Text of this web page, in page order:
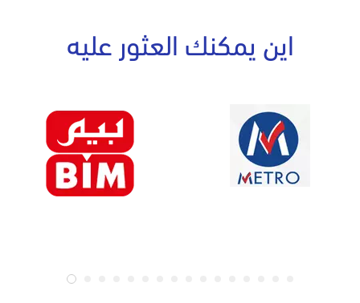
اين يمكنك العثور عليه